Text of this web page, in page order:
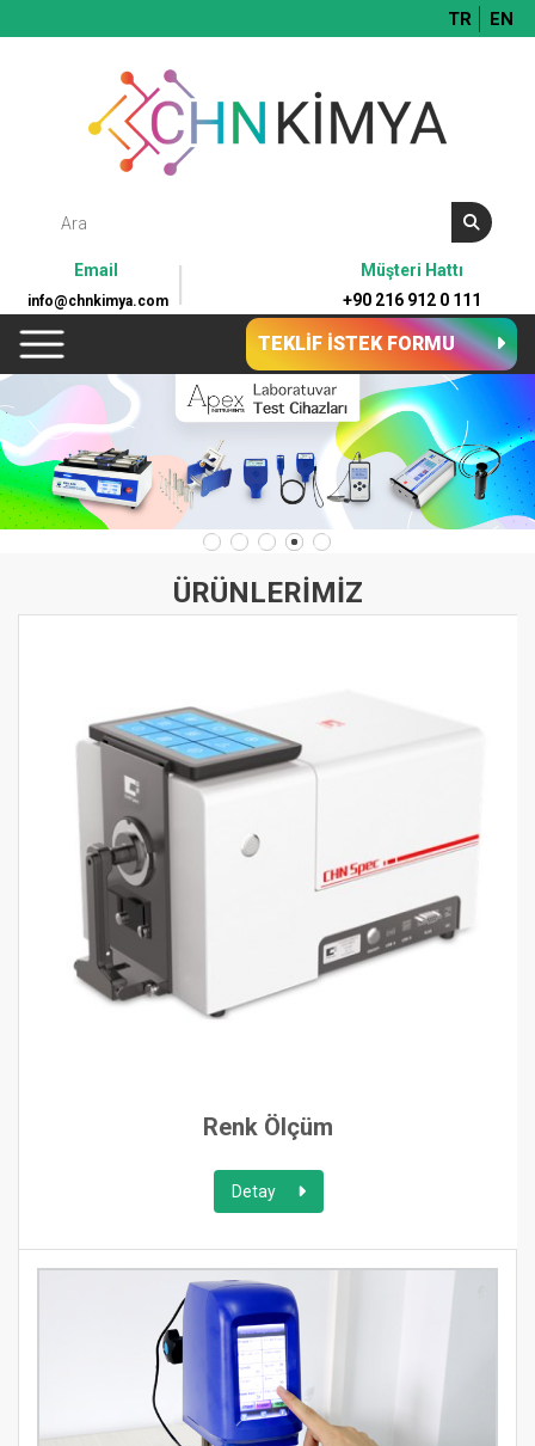
TR EN
Müşteri Hattı
+90 216 912 0 111
Email
info@chnkimya.com
TEKLİF İSTEK FORMU
ÜRÜNLERİMİZ
Renk Ölçüm
Detay